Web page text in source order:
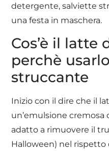
detergente, salviette
una festa in maschera.
Cos’è il latte
perchè
struccante
Inizio con il dire che il
un’emulsione cremosa
adatto a rimuovere il
Halloween) nel rispetto